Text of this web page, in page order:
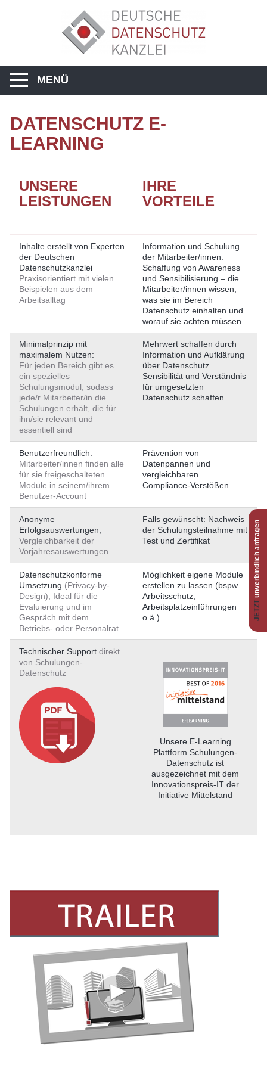
MENÜ
DATENSCHUTZ E-
LEARNING
UNSERE
LEISTUNGEN
IHRE
VORTEILE
Inhalte erstellt von Experten
der Deutschen
Datenschutzkanzlei
Praxisorientiert mit vielen
Beispielen aus dem
Arbeitsalltag
Information und Schulung
der Mitarbeiter/innen.
Schaffung von Awareness
und Sensibilisierung – die
Mitarbeiter/innen wissen,
was sie im Bereich
Datenschutz einhalten und
worauf sie achten müssen.
Minimalprinzip mit
maximalem Nutzen:
Für jeden Bereich gibt es
ein spezielles
Schulungsmodul, sodass
jede/r Mitarbeiter/in die
Schulungen erhält, die für
ihn/sie relevant und
essentiell sind
Mehrwert schaffen durch
Information und Aufklärung
über Datenschutz.
Sensibilität und Verständnis
für umgesetzten
Datenschutz schaffen
Benutzerfreundlich:
Mitarbeiter/innen finden alle
für sie freigeschalteten
Module in seinem/ihrem
Benutzer-Account
Prävention von
Datenpannen und
vergleichbaren
Compliance-Verstößen
Anonyme
Erfolgsauswertungen,
Vergleichbarkeit der
Vorjahresauswertungen
Falls gewünscht: Nachweis
der Schulungsteilnahme mit
Test und Zertifikat
Datenschutzkonforme
Umsetzung (Privacy-by-
Design), Ideal für die
Evaluierung und im
Gespräch mit dem
Betriebs- oder Personalrat
Möglichkeit eigene Module
erstellen zu lassen (bspw.
Arbeitsschutz,
Arbeitsplatzeinführungen
o.ä.)
Technischer Support direkt
von Schulungen-
Datenschutz
Unsere E-Learning
Plattform Schulungen-
Datenschutz ist
ausgezeichnet mit dem
Innovationspreis-IT der
Initiative Mittelstand
JETZT
unverbindlich anfragen